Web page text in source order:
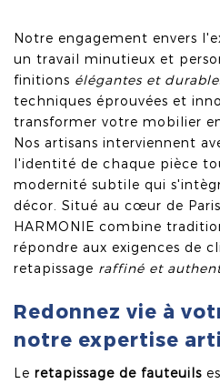
Notre engagement envers
un travail minutieux et
finitions élégantes et
techniques éprouvées et
transformer votre mobilier
Nos artisans interviennent
l'identité de chaque pièce
modernité subtile qui
décor. Situé au cœur de
HARMONIE combine
répondre aux exigences de
retapissage raffiné et
Redonnez vie à
notre expertise
Le retapissage de fauteuils